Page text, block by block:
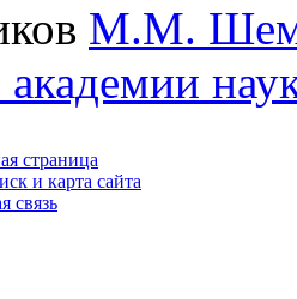
М.М.